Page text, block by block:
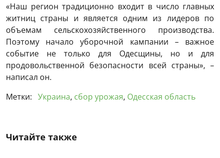
«Наш регион традиционно входит в число главных
житниц страны и является одним из лидеров по
объемам сельскохозяйственного производства.
Поэтому начало уборочной кампании – важное
событие не только для Одесщины, но и для
продовольственной безопасности всей страны», –
написал он.
Метки: Украина, сбор урожая, Одесская область
Читайте также